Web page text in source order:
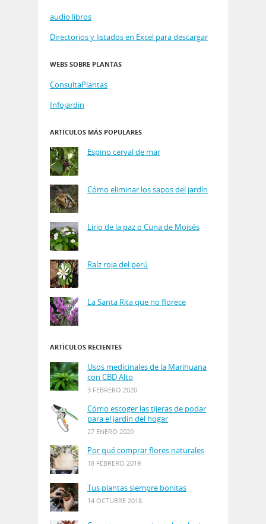
audio libros
Directorios y listados en Excel para descargar
WEBS SOBRE PLANTAS
ConsultaPlantas
Infojardin
ARTÍCULOS MÁS POPULARES
Espino cerval de mar
Cómo eliminar los sapos del jardín
Lirio de la paz o Cuna de Moisés
Raíz roja del perú
La Santa Rita que no florece
ARTÍCULOS RECIENTES
Usos medicinales de la Marihuana
con CBD Alto
3 FEBRERO 2020
Cómo escoger las tijeras de podar
para el jardín del hogar
27 ENERO 2020
Por qué comprar flores naturales
18 FEBRERO 2019
Tus plantas siempre bonitas
14 OCTUBRE 2018